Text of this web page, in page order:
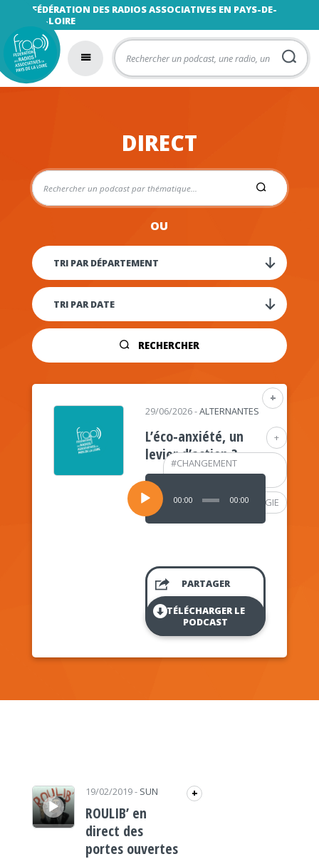
FÉDÉRATION DES RADIOS ASSOCIATIVES EN PAYS-DE-
LA-LOIRE
DIRECT
OU
RECHERCHER
+
+
#CHANGEMENT
CLIMATIQUE
#PSYCHOLOGIE
29/06/2026-ALTERNANTES
L’éco-anxiété, un
levier d’action ?
Lecteur
audio
00:00 00:00
PARTAGER
TÉLÉCHARGER LE
PODCAST
Lecteur audio 19/02/2019- SUN +
ROULIB’ en
direct des
portes ouvertes